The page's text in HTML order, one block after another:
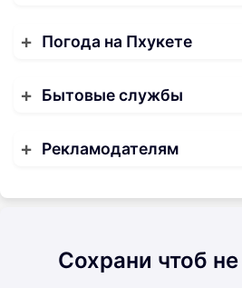
Погода на Пхукете
Бытовые службы
Рекламодателям
Сохрани чтоб